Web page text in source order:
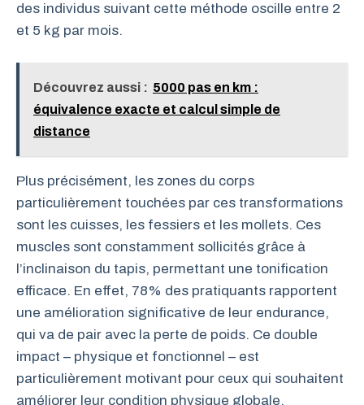
des individus suivant cette méthode oscille entre 2
et 5 kg par mois.
Découvrez aussi : 5000 pas en km :
équivalence exacte et calcul simple de
distance
Plus précisément, les zones du corps
particulièrement touchées par ces transformations
sont les cuisses, les fessiers et les mollets. Ces
muscles sont constamment sollicités grâce à
l’inclinaison du tapis, permettant une tonification
efficace. En effet, 78% des pratiquants rapportent
une amélioration significative de leur endurance,
qui va de pair avec la perte de poids. Ce double
impact – physique et fonctionnel – est
particulièrement motivant pour ceux qui souhaitent
améliorer leur condition physique globale.